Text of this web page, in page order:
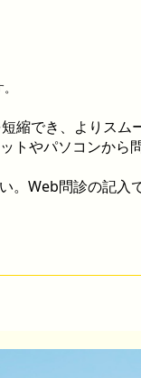
縮でき、よりスム
トやパソコンから
。 Web問診の記入